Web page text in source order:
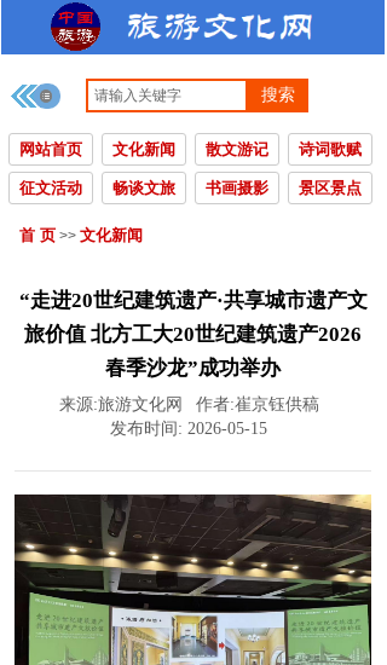
搜索
网站首页 文化新闻 散文游记 诗词歌赋
征文活动 畅谈文旅 书画摄影 景区景点
首 页 >> 文化新闻
“走进20世纪建筑遗产·共享城市遗产文
旅价值 北方工大20世纪建筑遗产2026
春季沙龙”成功举办
来源:旅游文化网 作者:崔京钰供稿
发布时间: 2026-05-15